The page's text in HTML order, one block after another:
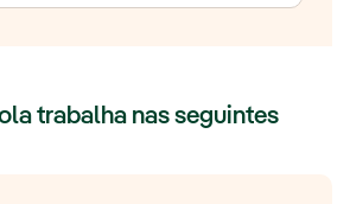
trabalha nas seguintes